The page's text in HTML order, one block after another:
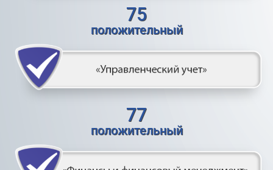
75
положительный
77
положительный